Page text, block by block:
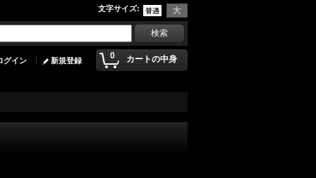
文字サイズ:
0 カートの中身
グイン 新規登録